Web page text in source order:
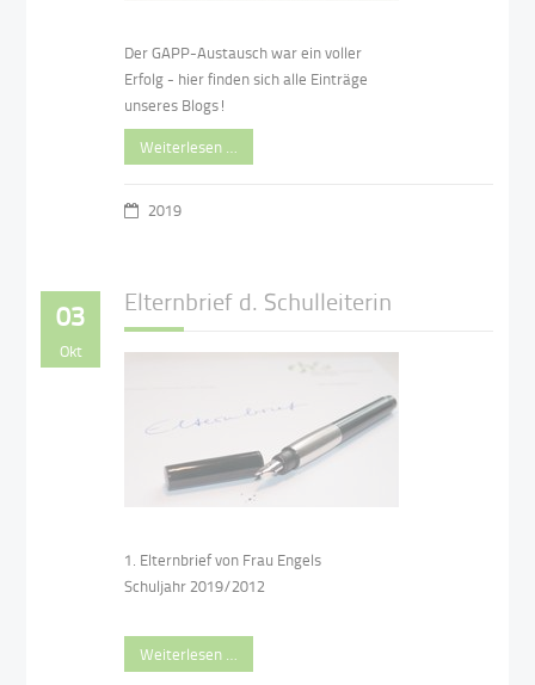
Der GAPP-Austausch war ein voller
Erfolg - hier finden sich alle Einträge
unseres Blogs!
Weiterlesen …
2019
03
Okt
Elternbrief d. Schulleiterin
1. Elternbrief von Frau Engels
Schuljahr 2019/2012
Weiterlesen …